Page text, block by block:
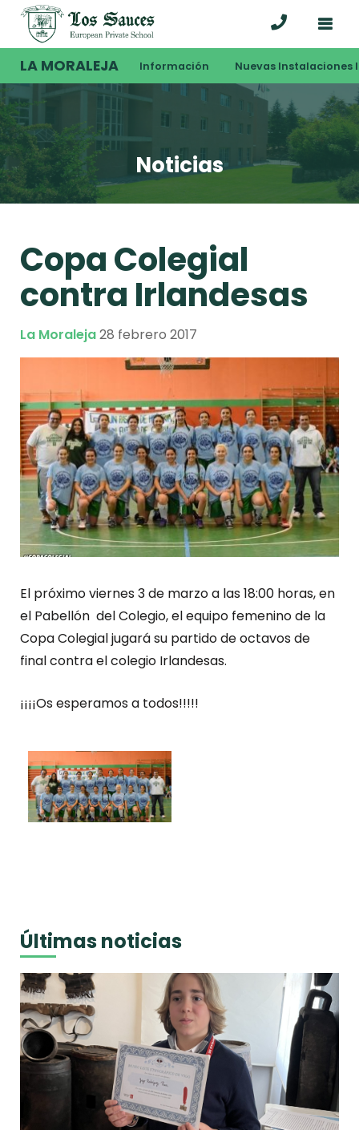
LA MORALEJA Información Nuevas Instalaciones
Noticias
Copa Colegial
contra Irlandesas
La Moraleja28 febrero 2017
El próximo viernes 3 de marzo a las 18:00 horas, en
el Pabellón del Colegio, el equipo femenino de la
Copa Colegial jugará su partido de octavos de
final contra el colegio Irlandesas.
¡¡¡¡Os esperamos a todos!!!!!
Últimas noticias